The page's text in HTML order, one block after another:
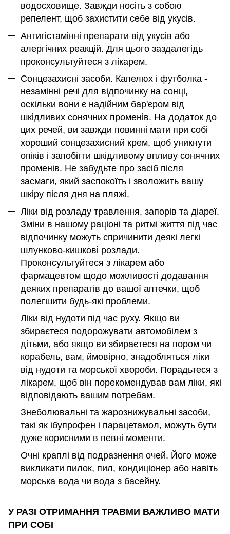
водосховище. Завжди носіть з собою
репелент, щоб захистити себе від укусів.
Антигістамінні препарати від укусів або
алергічних реакцій. Для цього заздалегідь
проконсультуйтеся з лікарем.
Сонцезахисні засоби. Капелюх і футболка -
незамінні речі для відпочинку на сонці,
оскільки вони є надійним бар'єром від
шкідливих сонячних променів. На додаток до
цих речей, ви завжди повинні мати при собі
хороший сонцезахисний крем, щоб уникнути
опіків і запобігти шкідливому впливу сонячних
променів. Не забудьте про засіб після
засмаги, який заспокоїть і зволожить вашу
шкіру після дня на пляжі.
Ліки від розладу травлення, запорів та діареї.
Зміни в нашому раціоні та ритмі життя під час
відпочинку можуть спричинити деякі легкі
шлунково-кишкові розлади.
Проконсультуйтеся з лікарем або
фармацевтом щодо можливості додавання
деяких препаратів до вашої аптечки, щоб
полегшити будь-які проблеми.
Ліки від нудоти під час руху. Якщо ви
збираєтеся подорожувати автомобілем з
дітьми, або якщо ви збираєтеся на пором чи
корабель, вам, ймовірно, знадобляться ліки
від нудоти та морської хвороби. Порадьтеся з
лікарем, щоб він порекомендував вам ліки, які
відповідають вашим потребам.
Знеболювальні та жарознижувальні засоби,
такі як ібупрофен і парацетамол, можуть бути
дуже корисними в певні моменти.
Очні краплі від подразнення очей. Його може
викликати пилок, пил, кондиціонер або навіть
морська вода чи вода з басейну.
У РАЗІ ОТРИМАННЯ ТРАВМИ ВАЖЛИВО МАТИ
ПРИ СОБІ